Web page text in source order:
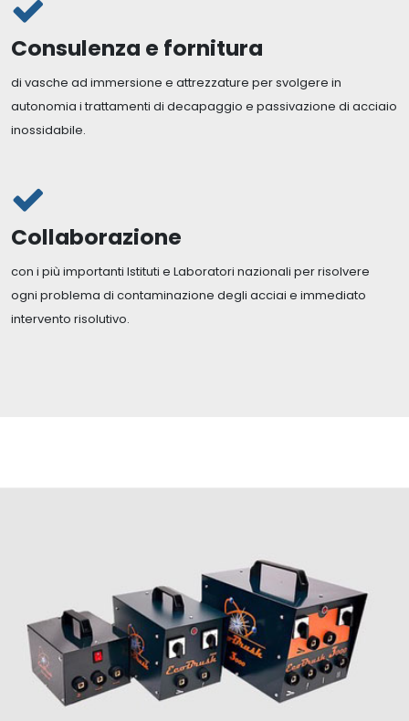
Consulenza e fornitura
di vasche ad immersione e attrezzature per svolgere in
autonomia i trattamenti di decapaggio e passivazione di acciaio
inossidabile.
Collaborazione
con i più importanti Istituti e Laboratori nazionali per risolvere
ogni problema di contaminazione degli acciai e immediato
intervento risolutivo.